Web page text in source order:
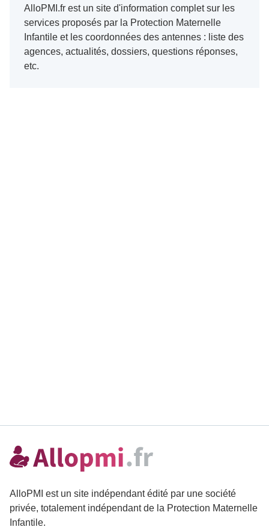
AlloPMI.fr est un site d'information complet sur les
services proposés par la Protection Maternelle
Infantile et les coordonnées des antennes : liste des
agences, actualités, dossiers, questions réponses,
etc.
AlloPMI est un site indépendant édité par une société
privée, totalement indépendant de la Protection Maternelle
Infantile.